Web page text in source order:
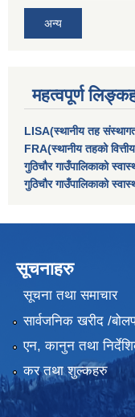
अन्य
महत्वपूर्ण
LISA(स्थानीय तह
FRA(स्थानीय तहको
गुठिचौर गाउँपालिकाको
गुठिचौर गाउँपालिकाको
सूचनाहरु
सूचना तथा समाचार
सार्वजनिक खरीद /
एन, कानुन तथा
कर तथा शुल्कहरु